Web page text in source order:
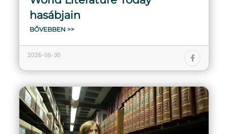
hasábjain
BŐVEBBEN >>
2026-06-30